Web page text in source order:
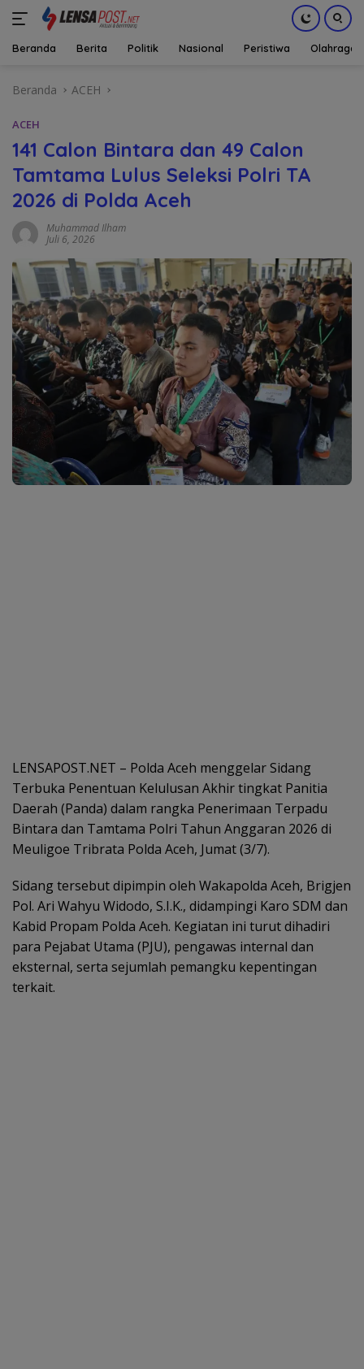
Beranda Berita Politik Nasional Peristiwa Olahraga
Beranda ACEH
ACEH
141 Calon Bintara dan 49 Calon
Tamtama Lulus Seleksi Polri TA
2026 di Polda Aceh
Muhammad Ilham
Juli 6, 2026
LENSAPOST.NET – Polda Aceh menggelar Sidang
Terbuka Penentuan Kelulusan Akhir tingkat Panitia
Daerah (Panda) dalam rangka Penerimaan Terpadu
Bintara dan Tamtama Polri Tahun Anggaran 2026 di
Meuligoe Tribrata Polda Aceh, Jumat (3/7).
Sidang tersebut dipimpin oleh Wakapolda Aceh, Brigjen
Pol. Ari Wahyu Widodo, S.I.K., didampingi Karo SDM dan
Kabid Propam Polda Aceh. Kegiatan ini turut dihadiri
para Pejabat Utama (PJU), pengawas internal dan
eksternal, serta sejumlah pemangku kepentingan
terkait.